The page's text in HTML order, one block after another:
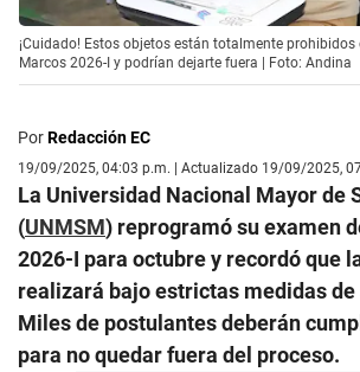
¡Cuidado! Estos objetos están totalmente prohibidos
Marcos 2026-I y podrían dejarte fuera | Foto: Andina
PorRedacción EC
19/09/2025, 04:03 p.m. | Actualizado 19/09/2025,
La Universidad Nacional Mayor de
(UNMSM) reprogramó su examen
2026-I para octubre y recordó que
realizará bajo estrictas medidas de
Miles de postulantes deberán
para no quedar fuera del proceso.